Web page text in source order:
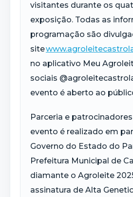
visitantes durante os
exposição. Todas as
programação são
site
no aplicativo Meu
sociais
evento é aberto ao
Parceria e
evento é realizado em
Governo do Estado do
Prefeitura Municipal de
diamante o Agroleite
assinatura de Alta